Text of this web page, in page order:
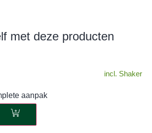
met deze producten
incl. Shaker
aanpak